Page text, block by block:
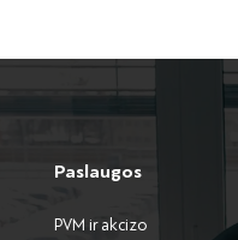
Paslaugos
PVM ir akcizo